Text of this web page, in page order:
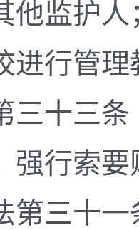
他监护
进行管理
十三条
强行索
第三十